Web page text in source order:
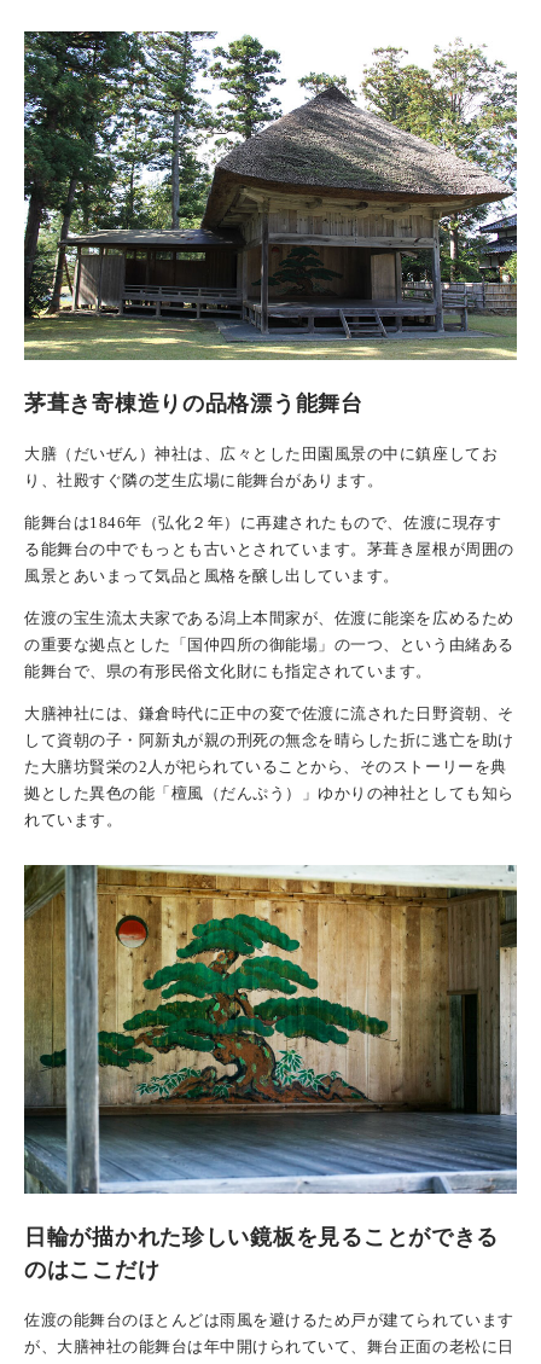
茅葺き寄棟造りの品格漂う能舞台
大膳（だいぜん）神社は、広々とした田園風景の中に鎮座してお
り、社殿すぐ隣の芝生広場に能舞台があります。
能舞台は1846年（弘化２年）に再建されたもので、佐渡に現存す
る能舞台の中でもっとも古いとされています。茅葺き屋根が周囲の
風景とあいまって気品と風格を醸し出しています。
佐渡の宝生流太夫家である潟上本間家が、佐渡に能楽を広めるため
の重要な拠点とした「国仲四所の御能場」の一つ、という由緒ある
能舞台で、県の有形民俗文化財にも指定されています。
大膳神社には、鎌倉時代に正中の変で佐渡に流された日野資朝、そ
して資朝の子・阿新丸が親の刑死の無念を晴らした折に逃亡を助け
た大膳坊賢栄の2人が祀られていることから、そのストーリーを典
拠とした異色の能「檀風（だんぷう）」ゆかりの神社としても知ら
れています。
日輪が描かれた珍しい鏡板を見ることができる
のはここだけ
佐渡の能舞台のほとんどは雨風を避けるため戸が建てられています
が、大膳神社の能舞台は年中開けられていて、舞台正面の老松に日